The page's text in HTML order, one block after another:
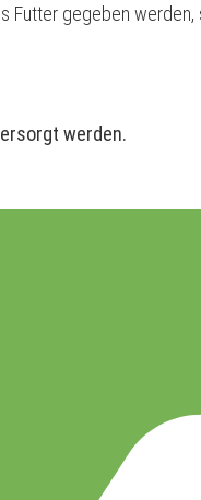
Futter gegeben
werden.